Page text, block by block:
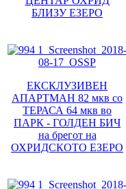
БЛИЗУ ЕЗЕРО
ЕКСКЛУЗИВЕН
АПАРТМАН 82 мкв со
ТЕРАСА 64 мкв во
ПАРК - ГОЛДЕН БИЧ
на брегот на
ОХРИДСКОТО ЕЗЕРО